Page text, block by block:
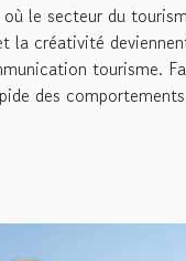
le secteur du
la créativité
tourisme.
des